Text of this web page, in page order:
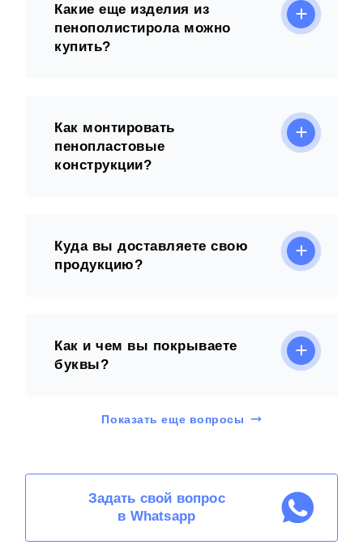
Какие еще изделия из
пенополистирола можно
купить?
Как монтировать
пенопластовые
конструкции?
Куда вы доставляете свою
продукцию?
Как и чем вы покрываете
буквы?
Показать еще вопросы
Задать свой вопрос
в Whatsapp